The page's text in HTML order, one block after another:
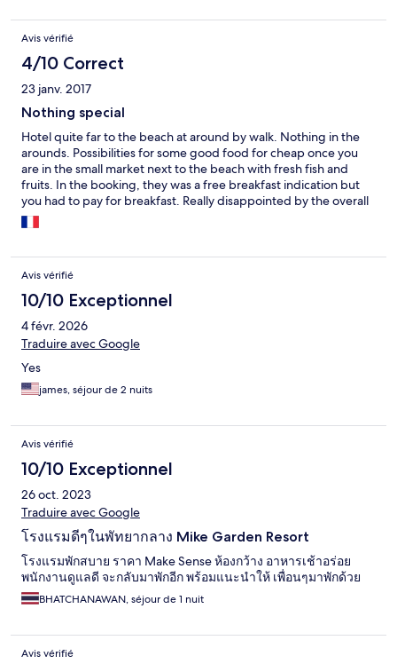
Avis vérifié
4/10 Correct
23 janv. 2017
Nothing special
Hotel quite far to the beach at around by walk. Nothing in the
arounds. Possibilities for some good food for cheap once you
are in the small market next to the beach with fresh fish and
fruits. In the booking, they was a free breakfast indication but
you had to pay for breakfast. Really disappointed by the overall
experience as nothing was as paid for and discribed in the
announce.
Avis vérifié
10/10 Exceptionnel
4 févr. 2026
Traduire avec Google
Yes
james, séjour de 2 nuits
Avis vérifié
10/10 Exceptionnel
26 oct. 2023
Traduire avec Google
โรงแรมดีๆในพัทยากลาง Mike Garden Resort
โรงแรมพักสบาย ราคา Make Sense ห้องกว้าง อาหารเช้าอร่อย
พนักงานดูแลดี จะกลับมาพักอีก พร้อมแนะนำให้ เพื่อนๆมาพักด้วย
BHATCHANAWAN, séjour de 1 nuit
Avis vérifié